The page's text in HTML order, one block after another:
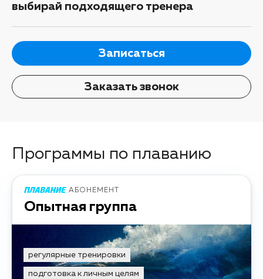
выбирай подходящего тренера
Записаться
Заказать звонок
Программы по плаванию
АБОНЕМЕНТ
Опытная группа
регулярные тренировки
подготовка к личным целям